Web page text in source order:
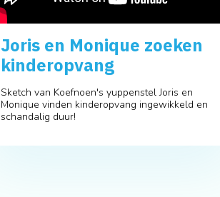
Joris en Monique zoeken
kinderopvang
Sketch van Koefnoen's yuppenstel Joris en
Monique vinden kinderopvang ingewikkeld en
schandalig duur!